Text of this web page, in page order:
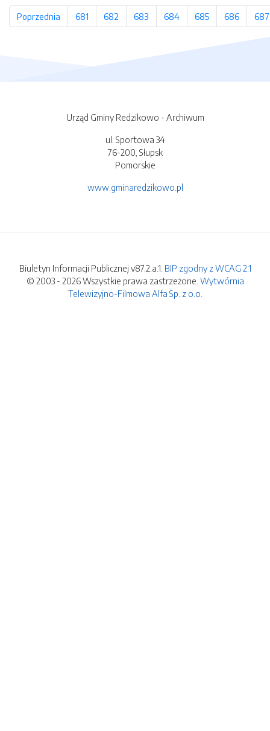
Poprzednia strona
681 strona
682 strona
683 strona
684 strona
685 strona
686 strona
687
Urząd Gminy Redzikowo - Archiwum
ul. Sportowa 34
76-200, Słupsk
Pomorskie
www.gminaredzikowo.pl
Biuletyn Informacji Publicznej v87.2.a.1. BIP zgodny z WCAG 2.1
© 2003 - 2026 Wszystkie prawa zastrzeżone. Wytwórnia
Telewizyjno-Filmowa Alfa Sp. z o.o.